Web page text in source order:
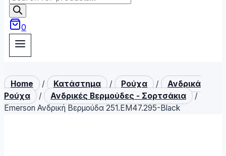
search
0
Home / Κατάστημα / Ρούχα /
Ανδρικά
Ρούχα
/ Ανδρικές Βερμούδες - Σορτσάκια
/
Emerson Ανδρική Βερμούδα 251.EM47.295-Black